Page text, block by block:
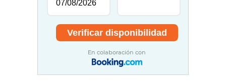
En colaboración con